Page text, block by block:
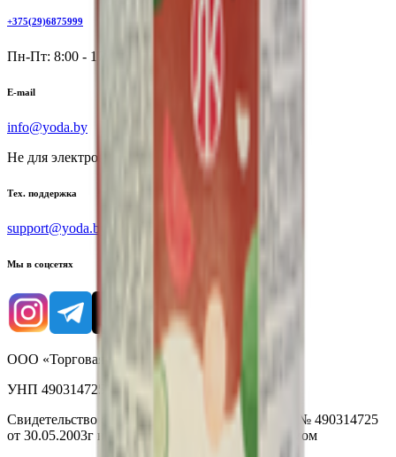
+375(29)6875999
Пн-Пт: 8:00 - 17:00
E-mail
info@yoda.by
Не для электронных обращений
Тех. поддержка
support@yoda.by
Мы в соцсетях
ООО «Торговая сеть «Продмир»
УНП 490314725
Свидетельство о государственной регистрации № 490314725
от 30.05.2003г выдано Гомельским облисполкомом